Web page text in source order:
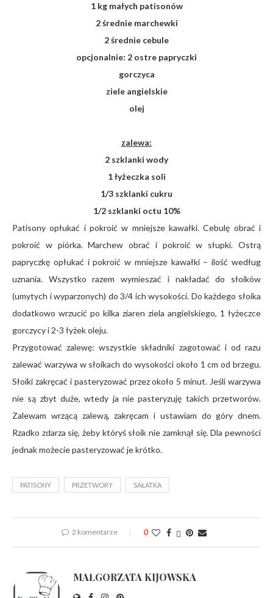
1 kg małych patisonów
2 średnie marchewki
2 średnie cebule
opcjonalnie: 2 ostre papryczki
gorczyca
ziele angielskie
olej
zalewa:
2 szklanki wody
1 łyżeczka soli
1/3 szklanki cukru
1/2 szklanki octu 10%
Patisony opłukać i pokroić w mniejsze kawałki. Cebulę obrać i
pokroić w piórka. Marchew obrać i pokroić w słupki. Ostrą
papryczkę opłukać i pokroić w mniejsze kawałki – ilość według
uznania. Wszystko razem wymieszać i nakładać do słoików
(umytych i wyparzonych) do 3/4 ich wysokości. Do każdego słoika
dodatkowo wrzucić po kilka ziaren ziela angielskiego, 1 łyżeczce
gorczycy i 2-3 łyżek oleju.
Przygotować zalewę: wszystkie składniki zagotować i od razu
zalewać warzywa w słoikach do wysokości około 1 cm od brzegu.
Słoiki zakręcać i pasteryzować przez około 5 minut. Jeśli warzywa
nie są zbyt duże, wtedy ja nie pasteryzuję takich przetworów.
Zalewam wrzącą zalewą, zakręcam i ustawiam do góry dnem.
Rzadko zdarza się, żeby któryś słoik nie zamknął się. Dla pewności
jednak możecie pasteryzować je krótko.
PATISONY PRZETWORY SAŁATKA
2 komentarze 0
MAŁGORZATA KIJOWSKA